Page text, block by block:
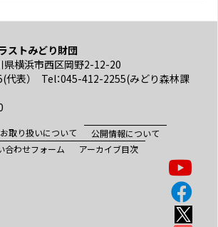
ストみどり財団
県横浜市西区岡野2-12-20
代表） Tel：045-412-2255(みどり森林課
取り扱いについて
公開情報について
合わせフォーム
アーカイブ目次